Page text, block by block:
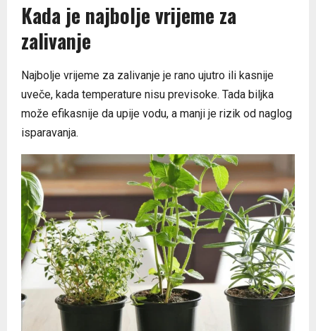
Kada je najbolje vrijeme za
zalivanje
Najbolje vrijeme za zalivanje je rano ujutro ili kasnije
uveče, kada temperature nisu previsoke. Tada biljka
može efikasnije da upije vodu, a manji je rizik od naglog
isparavanja.